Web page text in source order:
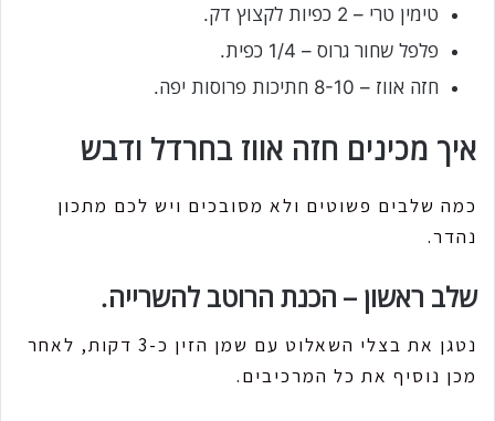
טימין טרי – 2 כפיות לקצוץ דק.
פלפל שחור גרוס – 1/4 כפית.
חזה אווז – 8-10 חתיכות פרוסות יפה.
איך מכינים חזה אווז בחרדל ודבש
כמה שלבים פשוטים ולא מסובכים ויש לכם מתכון
נהדר.
שלב ראשון – הכנת הרוטב להשרייה.
נטגן את בצלי השאלוט עם שמן הזין כ-3 דקות, לאחר
מכן נוסיף את כל המרכיבים.